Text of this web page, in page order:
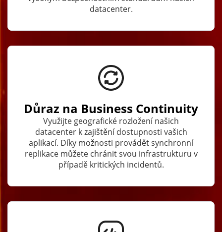
datacenter.
Důraz na Business Continuity
Využijte geografické rozložení našich
datacenter k zajištění dostupnosti vašich
aplikací. Díky možnosti provádět synchronní
replikace můžete chránit svou infrastrukturu v
případě kritických incidentů.